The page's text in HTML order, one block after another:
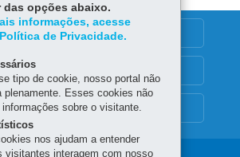
das opções abaixo.
informações, acesse
de Privacidade.
tipo de cookie, nosso portal não
plenamente. Esses cookies não
sobre o visitante.
nos ajudam a entender
visitantes interagem com nosso